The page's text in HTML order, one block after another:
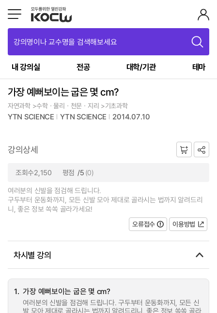
강의명이나 교수명을 검색해보세요
내 강의실 전공 대학/기관 테마
가장 예뻐보이는 굽은 몇 cm?
자연과학 >수학ㆍ물리ㆍ천문ㆍ지리 >기초과학
YTN SCIENCE YTN SCIENCE 2014.07.10
강의상세
조회수2,150 평점 /5 (0)
여러분의 신발을 점검해 드립니다.
구두부터 운동화까지, 모든 신발 모아 제대로 골라시는 법까지 알려드리
니, 좋은 정보 쏙쏙 골라가세요!
오류접수
이용방법
차시별 강의
1. 가장 예뻐보이는 굽은 몇 cm?
여러분의 신발을 점검해 드립니다. 구두부터 운동화까지, 모든 신
발 모아 제대로 골라시는 법까지 알려드리니, 좋은 정보 쏙쏙 골라